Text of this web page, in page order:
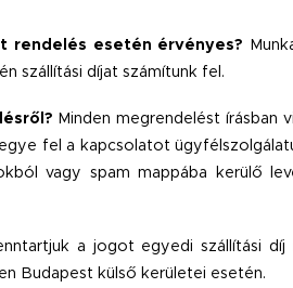
rendelés esetén érvényes?
szállítási díjat számítunk fel.
Minden megrendelést írásban
fel a kapcsolatot
vagy spam mappába kerülő
a jogot egyedi szállítási díj
Budapest külső kerületei esetén.